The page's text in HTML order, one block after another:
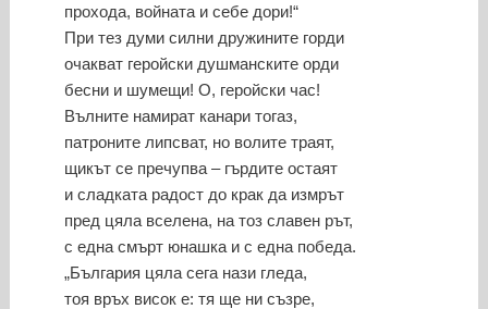
прохода, войната и себе дори!“
При тез думи силни дружините горди
очакват геройски душманските орди
бесни и шумещи! О, геройски час!
Вълните намират канари тогаз,
патроните липсват, но волите траят,
щикът се пречупва – гърдите остаят
и сладката радост до крак да измрът
пред цяла вселена, на тоз славен рът,
с една смърт юнашка и с една победа.
„България цяла сега нази гледа,
тоя връх висок е: тя ще ни съзре,